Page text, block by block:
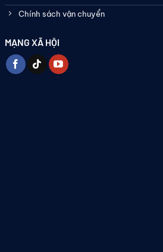
Chính sách vận chuyển
MẠNG XÃ HỘI